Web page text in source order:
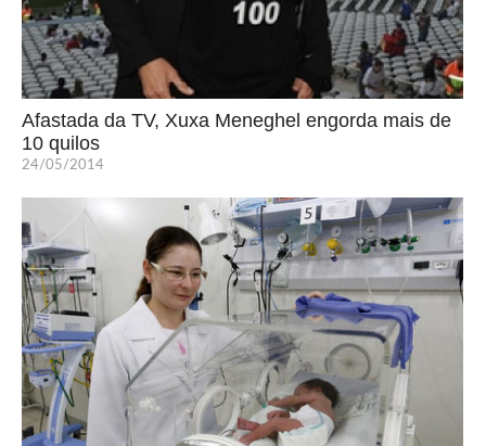
Afastada da TV, Xuxa Meneghel engorda mais de
10 quilos
24/05/2014